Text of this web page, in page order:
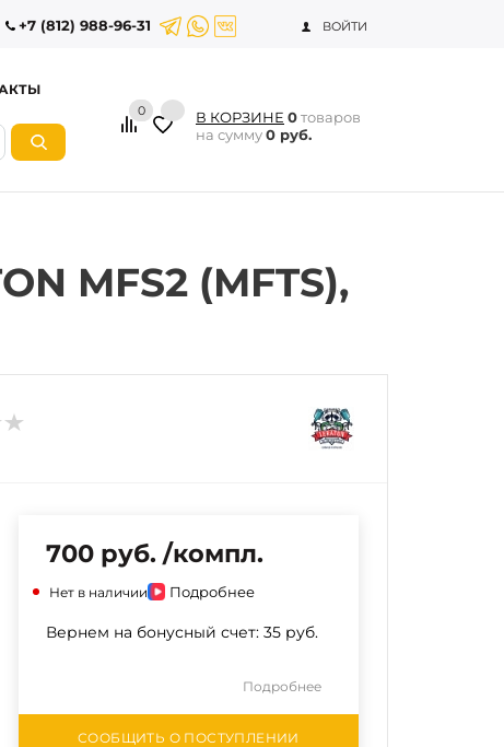
+7 (812) 988-96-31 ВОЙТИ
0 В КОРЗИНЕ 0товаров
на сумму0 руб.
MFS2 (MFTS),
700 руб. /компл.
Нет в наличии Подробнее
Вернем на бонусный счет: 35 руб.
Подробнее
СООБЩИТЬ О ПОСТУПЛЕНИИ